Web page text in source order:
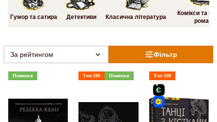
Гумор та сатира Детективи Класична література
Комікси та
романи
Фільтр
За рейтингом
Новинки Топ-100 Новинки Топ-100